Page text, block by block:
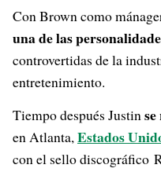
Con Brown como
una de las
controvertidas de la
entretenimiento.
Tiempo después Justin
en Atlanta, Estados
con el sello discográfico